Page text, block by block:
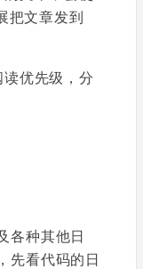
把文章发到
优先级，分
各种其他日
先看代码的日